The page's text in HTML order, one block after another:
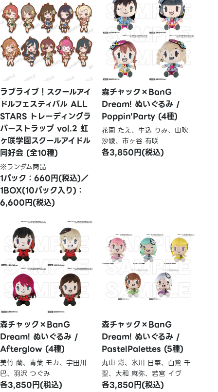
ラブライブ！スクールアイ
ドルフェスティバル ALL
STARS トレーディングラ
バーストラップ vol.2 虹
ヶ咲学園スクールアイドル
同好会 (全10種)
※ランダム商品
1パック：660円(税込)／
1BOX(10パック入り)：
6,600円(税込)
森チャック×BanG
Dream! ぬいぐるみ /
Poppin'Party (4種)
花園 たえ、牛込 りみ、山吹
沙綾、市ヶ谷 有咲
各3,850円(税込)
森チャック×BanG
Dream! ぬいぐるみ /
Afterglow (4種)
美竹 蘭、青葉 モカ、宇田川
巴、羽沢 つぐみ
各3,850円(税込)
森チャック×BanG
Dream! ぬいぐるみ /
PastelPalettes (5種)
丸山 彩、氷川 日菜、白鷺 千
聖、大和 麻弥、若宮 イヴ
各3,850円(税込)